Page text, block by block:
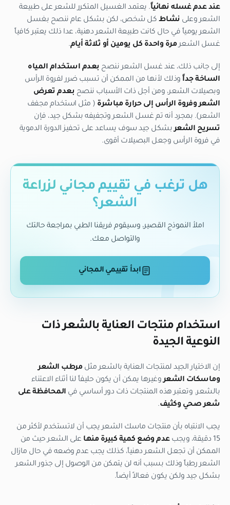
عند عدم غسله نهائياً. يعتمد الغسيل المتكرر للشعر على طبيعة
الشعر وعلى نشاط كل شخص، لكن بشكل عام ننصح بغسل
الشعر يومياً في حال كانت طبيعة الشعر دهنية، عدا ذلك يعتبر كافياً
غسل الشعرمرة واحدة كل يومين أو ثلاثة أيام.
إلى جانب ذلك، عند غسل الشعر ننصح بعدم استخدام المياه
الساخة جداً وذلك لأنها من الممكن أن تسبب ضرر لفروة الرأس
وبصيلات الشعر، ومن أجل ذات الأسباب ننصح بعدم تعرض
الشعر وفروة الرأس إلى حرارة مباشرة ( مثل استخدام مجفف
الشعر). بمجرد أنه تم غسل الشعر وتجفيفه بشكل جيد، فإن
تسريح الشعربشكل جيد سوف يساعد على تحفيز الدورة الدموية
في فروة الرأس وجعل البصيلات أقوى.
هل ترغب في تقييم مجاني لزراعة
الشعر؟
املأ النموذج القصير، وسيقوم فريقنا الطبي بمراجعة حالتك
والتواصل معك.
ابدأ تقييمي المجاني
استخدام منتجات العناية بالشعر ذات
النوعية الجيدة
إن الاختيار الجيد لمنتجات العناية بالشعر مثلمرطب الشعر
وماسكات الشعروغيرها يمكن أن يكون حليفاً لنا أثناء الاعتناء
بالشعر. وتعتبر هذه المنتجات ذات دور أساسي في المحافظة على
شعر صحي وكثيف.
يجب الانتباه بأن منتجات ماسك الشعر يجب أن لاتستخدم لأكثر من
15 دقيقة، ويجب
عدم وضع كمية كبيرة منها على الشعر حيث من
الممكن أن تجعل الشعر دهنياً، كذلك يجب عدم وضعه في حال مازال
الشعر رطباً وذلك بسبب أنه لن يتمكن من الوصول إلى جذور الشعر
بشكل جيد ولكن يكون فعالاً أيضاً.